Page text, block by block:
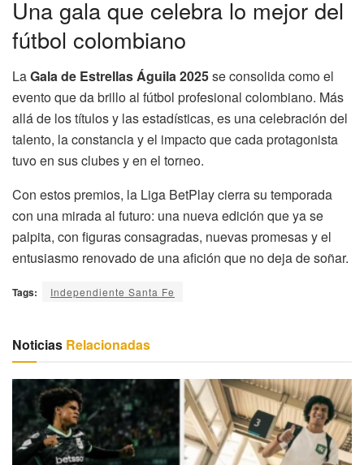
Una gala que celebra lo mejor del
fútbol colombiano
LaGala de Estrellas Águila 2025se consolida como el
evento que da brillo al fútbol profesional colombiano. Más
allá de los títulos y las estadísticas, es una celebración del
talento, la constancia y el impacto que cada protagonista
tuvo en sus clubes y en el torneo.
Con estos premios, la Liga BetPlay cierra su temporada
con una mirada al futuro: una nueva edición que ya se
palpita, con figuras consagradas, nuevas promesas y el
entusiasmo renovado de una afición que no deja de soñar.
Tags: Independiente Santa Fe
Noticias Relacionadas